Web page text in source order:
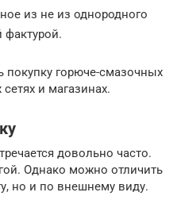
из не из однородного
фактурой.
покупку горюче-смазочных
и магазинах.
довольно часто.
Однако можно отличить
но и по внешнему виду.